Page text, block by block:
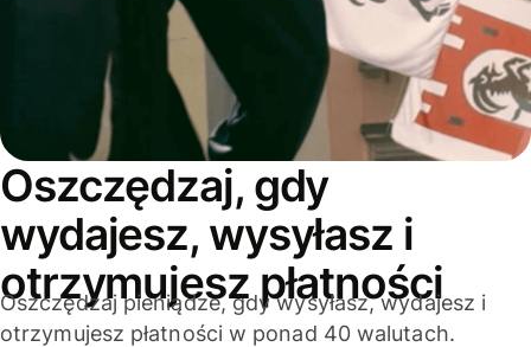
Oszczędzaj, gdy
wydajesz, wysyłasz i
otrzymujesz płatności
Oszczędzaj pieniądze, gdy wysyłasz, wydajesz i
otrzymujesz płatności w ponad 40 walutach.